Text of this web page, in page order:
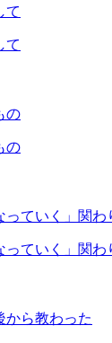
て
て
の
の
っていく」関わ
っていく」関わ
から教わった